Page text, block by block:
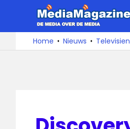
de
De
media
over
Home Nieuws